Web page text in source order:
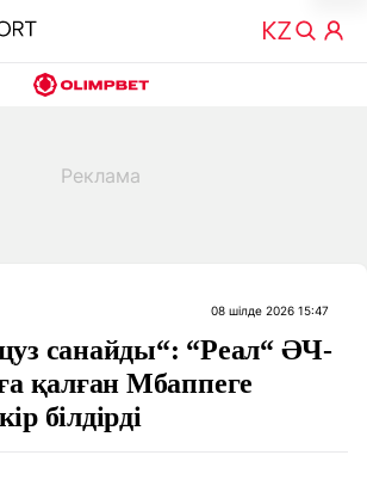
08 шілде 2026 15:47
санайды“: “Реал“ ӘЧ-
қалған Мбаппеге
білдірді